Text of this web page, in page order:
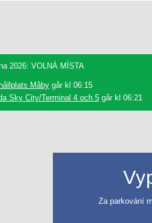
2026: VOLNÁ MÍSTA
hållplats Måby går kl 06:15
Sky City/Terminal 4 och 5går kl 06:21
Za parkování